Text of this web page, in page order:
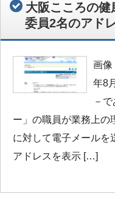
大阪こころの健
委員2名のアド
画
年8
－
ー」の職員が業務上の
に対して電子メールを
アドレスを表示 […]